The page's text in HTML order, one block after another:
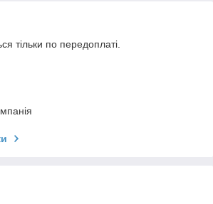
тільки по передоплаті.